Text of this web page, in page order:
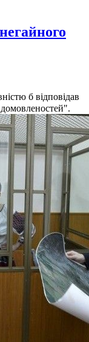
б відповідав
домовленостей".